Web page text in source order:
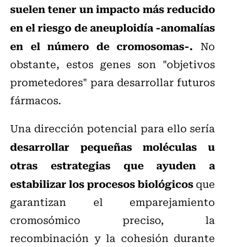
suelen tener un impacto más reducido
en el riesgo de aneuploidía -anomalías
en el número de cromosomas-. No
obstante, estos genes son "objetivos
prometedores" para desarrollar futuros
fármacos.
Una dirección potencial para ello sería
desarrollar pequeñas moléculas u
otras estrategias que ayuden a
estabilizar los procesos biológicosque
garantizan el emparejamiento
cromosómico preciso, la
recombinación y la cohesión durante